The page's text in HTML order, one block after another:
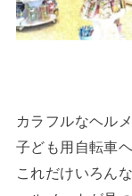
カラフルなヘル
子ども用自転車
これだけいろん